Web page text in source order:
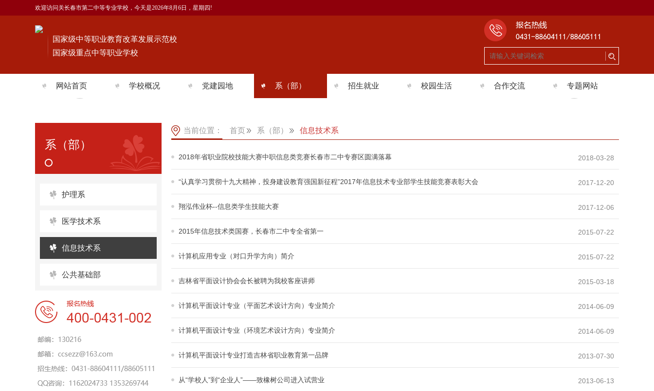
欢迎访问关长春市第二中等专业学校，今天是2026年8月6日，星期四!
国家级中等职业教育改革发展示范校
国家级重点中等职业学校
网站首页 学校概况
组织机构
师资队伍
党建园地
团委建设
系（部）
医学技术系
招生就业
就业信息
校园生活
网络安全宣传周
合作交流 专题网站
职教宣传月
精神文明建设
数字图书馆
系（部）
护理系
医学技术系
信息技术系
公共基础部
当前位置： 首页 系（部） 信息技术系
2018年省职业院校技能大赛中职信息类竞赛长春市二中专赛区圆满落幕 2018-03-28
“认真学习贯彻十九大精神，投身建设教育强国新征程”2017年信息技术专业部学生技能竞赛表彰大会 2017-12-20
翔泓伟业杯--信息类学生技能大赛 2017-12-06
2015年信息技术类国赛，长春市二中专全省第一 2015-07-22
计算机应用专业（对口升学方向）简介 2015-07-22
吉林省平面设计协会会长被聘为我校客座讲师 2015-03-18
计算机平面设计专业（平面艺术设计方向）专业简介 2014-06-09
计算机平面设计专业（环境艺术设计方向）专业简介 2014-06-09
计算机平面设计专业打造吉林省职业教育第一品牌 2013-07-30
从“学校人”到“企业人”――致橡树公司进入试营业 2013-06-13